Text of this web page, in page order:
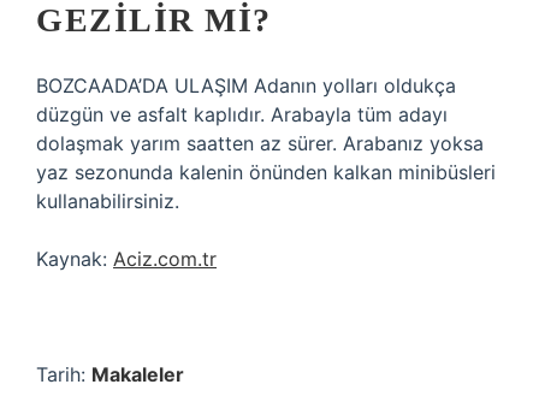
GEZILIR MI?
BOZCAADA’DA ULAŞIM Adanın yolları oldukça
düzgün ve asfalt kaplıdır. Arabayla tüm adayı
dolaşmak yarım saatten az sürer. Arabanız yoksa
yaz sezonunda kalenin önünden kalkan minibüsleri
kullanabilirsiniz.
Kaynak: Aciz.com.tr
Tarih: Makaleler